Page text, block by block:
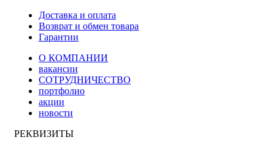
Доставка и оплата
Возврат и обмен товара
Гарантии
О КОМПАНИИ
вакансии
СОТРУДНИЧЕСТВО
портфолио
акции
новости
РЕКВИЗИТЫ